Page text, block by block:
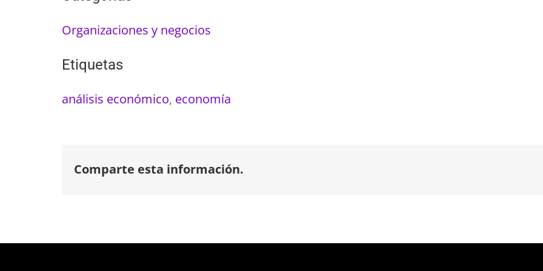
Organizaciones y negocios
Etiquetas
análisis económico, economía
Comparte esta información.